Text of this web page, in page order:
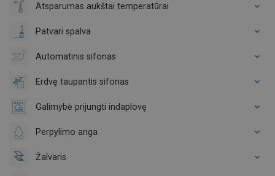
Atsparumas aukštai temperatūrai
Patvari spalva
Automatinis sifonas
Erdvę taupantis sifonas
Galimybė prijungti indaplovę
Perpylimo anga
Žalvaris